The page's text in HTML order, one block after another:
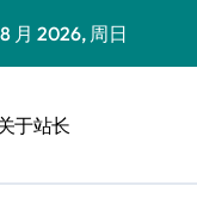
8 月 2026, 周日
于站长